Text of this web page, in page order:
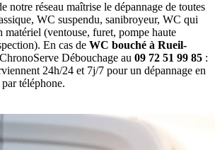
notre réseau maîtrise le dépannage de toutes
WC suspendu, sanibroyeur, WC qui
(ventouse, furet, pompe haute
En cas de WC bouché à Rueil-
Débouchage au 09 72 51 99 85 :
24h/24 et 7j/7 pour un dépannage en
téléphone.